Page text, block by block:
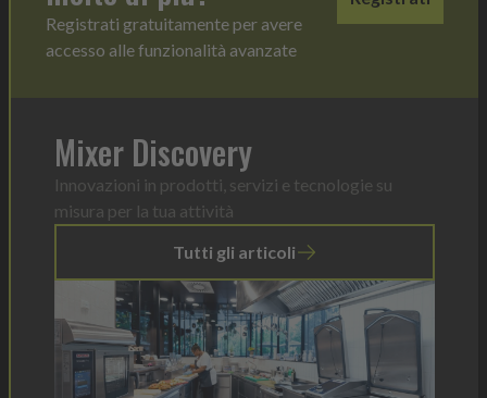
Registrati gratuitamente per avere
accesso alle funzionalità avanzate
Mixer Discovery
Innovazioni in prodotti, servizi e tecnologie su
misura per la tua attività
Tutti gli articoli